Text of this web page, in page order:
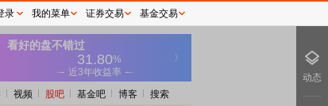
视频 股吧 基金吧 博客 搜索
录 我的菜单 证券交易 基金交易
动态